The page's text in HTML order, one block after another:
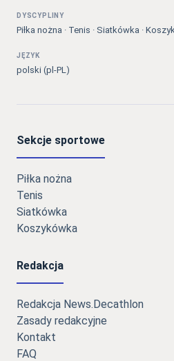
DYSCYPLINY
Piłka nożna · Tenis · Siatkówka ·
JĘZYK
polski (pl-PL)
Sekcje sportowe
Piłka nożna
Tenis
Siatkówka
Koszykówka
Redakcja
Redakcja News.Decathlon
Zasady redakcyjne
Kontakt
FAQ